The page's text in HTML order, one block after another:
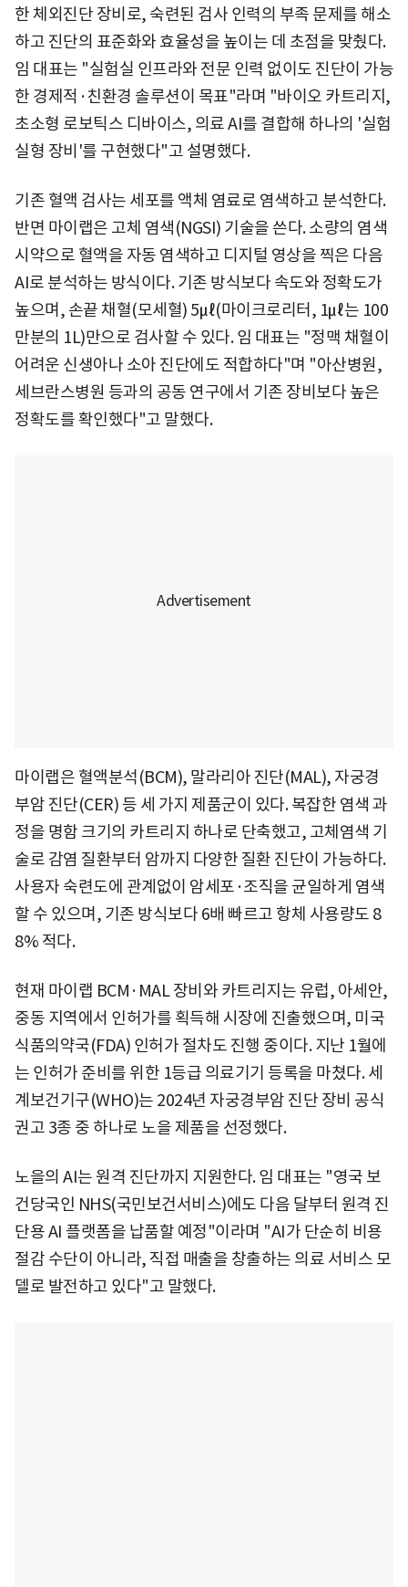
한 체외진단 장비로, 숙련된 검사 인력의 부족 문제를 해소
하고 진단의 표준화와 효율성을 높이는 데 초점을 맞췄다.
임 대표는 "실험실 인프라와 전문 인력 없이도 진단이 가능
한 경제적·친환경 솔루션이 목표"라며 "바이오 카트리지,
초소형 로보틱스 디바이스, 의료 AI를 결합해 하나의 '실험
실형 장비'를 구현했다"고 설명했다.
기존 혈액 검사는 세포를 액체 염료로 염색하고 분석한다.
반면 마이랩은 고체 염색(NGSI) 기술을 쓴다. 소량의 염색
시약으로 혈액을 자동 염색하고 디지털 영상을 찍은 다음
AI로 분석하는 방식이다. 기존 방식보다 속도와 정확도가
높으며, 손끝 채혈(모세혈) 5㎕(마이크로리터, 1㎕는 100
만분의 1L)만으로 검사할 수 있다. 임 대표는 "정맥 채혈이
어려운 신생아나 소아 진단에도 적합하다"며 "아산병원,
세브란스병원 등과의 공동 연구에서 기존 장비보다 높은
정확도를 확인했다"고 말했다.
마이랩은 혈액분석(BCM), 말라리아 진단(MAL), 자궁경
부암 진단(CER) 등 세 가지 제품군이 있다. 복잡한 염색 과
정을 명함 크기의 카트리지 하나로 단축했고, 고체염색 기
술로 감염 질환부터 암까지 다양한 질환 진단이 가능하다.
사용자 숙련도에 관계없이 암세포·조직을 균일하게 염색
할 수 있으며, 기존 방식보다 6배 빠르고 항체 사용량도 8
8% 적다.
현재 마이랩 BCM·MAL 장비와 카트리지는 유럽, 아세안,
중동 지역에서 인허가를 획득해 시장에 진출했으며, 미국
식품의약국(FDA) 인허가 절차도 진행 중이다. 지난 1월에
는 인허가 준비를 위한 1등급 의료기기 등록을 마쳤다. 세
계보건기구(WHO)는 2024년 자궁경부암 진단 장비 공식
권고 3종 중 하나로 노을 제품을 선정했다.
노을의 AI는 원격 진단까지 지원한다. 임 대표는 "영국 보
건당국인 NHS(국민보건서비스)에도 다음 달부터 원격 진
단용 AI 플랫폼을 납품할 예정"이라며 "AI가 단순히 비용
절감 수단이 아니라, 직접 매출을 창출하는 의료 서비스 모
델로 발전하고 있다"고 말했다.